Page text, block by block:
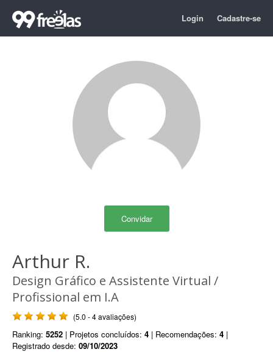
Login Cadastre-se
Convidar
Arthur R.
Design Gráfico e Assistente Virtual /
Profissional em I.A
(5.0 - 4 avaliações)
Ranking: 5252 | Projetos concluídos: 4 | Recomendações: 4 |
Registrado desde: 09/10/2023